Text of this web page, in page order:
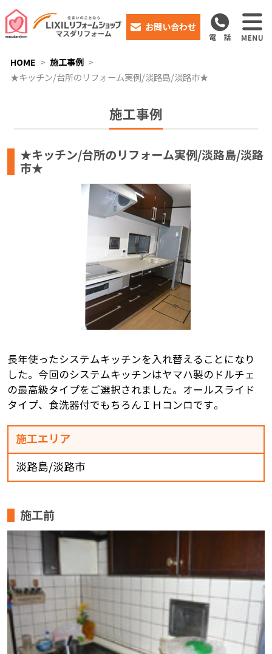
お問い合わせ
HOME
施工事例
★キッチン/台所のリフォーム実例/淡路島/淡路市★
施工事例
★キッチン/台所のリフォーム実例/淡路島/淡路
市★
長年使ったシステムキッチンを入れ替えることになり
した。今回のシステムキッチンはヤマハ製のドルチェ
の最高級タイプをご選択されました。オールスライド
タイプ、食洗器付でもちろんＩＨコンロです。
施工エリア
淡路島/淡路市
施工前